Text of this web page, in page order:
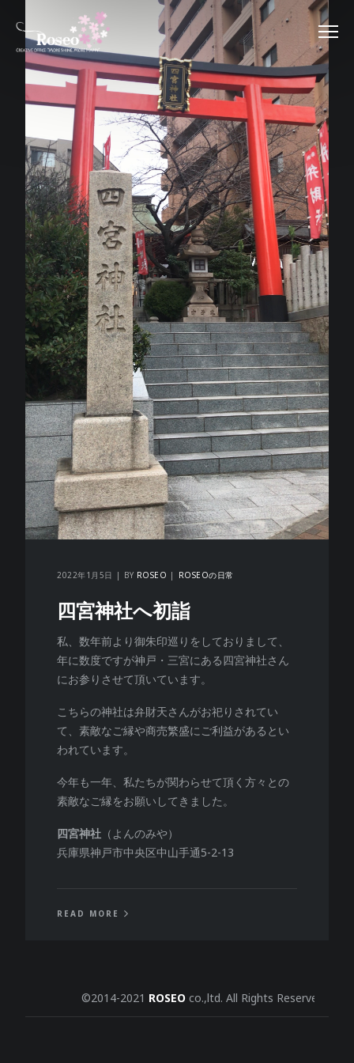
2022年1月5日 BY ROSEO ROSEOの日常
四宮神社へ初詣
私、数年前より御朱印巡りをしておりまして、
年に数度ですが神戸・三宮にある四宮神社さん
にお参りさせて頂いています。
こちらの神社は弁財天さんがお祀りされてい
て、素敵なご縁や商売繁盛にご利益があるとい
われています。
今年も一年、私たちが関わらせて頂く方々との
素敵なご縁をお願いしてきました。
四宮神社 （よんのみや）
兵庫県神戸市中央区中山手通5-2-13
READ MORE
©2014-2021 ROSEOco.,ltd. All Rights Reserved.